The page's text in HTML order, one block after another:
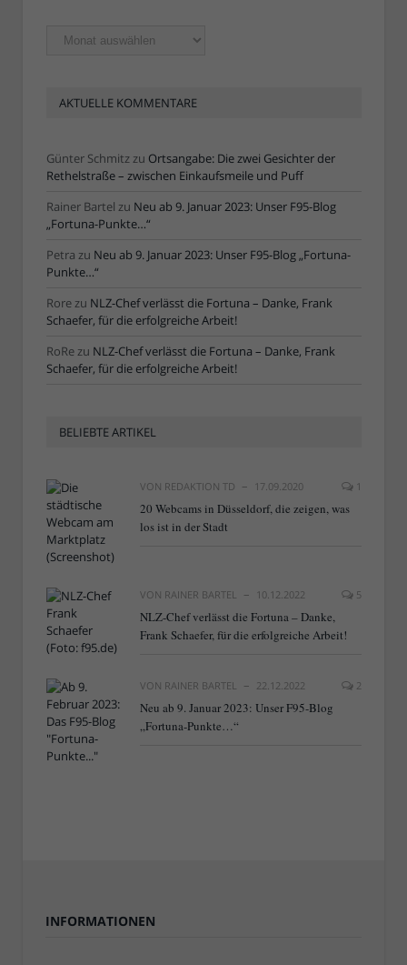
Ältere
Artikel
AKTUELLE KOMMENTARE
Günter Schmitzzu Ortsangabe: Die zwei Gesichter der
Rethelstraße – zwischen Einkaufsmeile und Puff
Rainer Bartel zu Neu ab 9. Januar 2023: Unser F95-Blog
„Fortuna-Punkte…“
Petra zu Neu ab 9. Januar 2023: Unser F95-Blog „Fortuna-
Punkte…“
Rorezu NLZ-Chef verlässt die Fortuna – Danke, Frank
Schaefer, für die erfolgreiche Arbeit!
RoRezu NLZ-Chef verlässt die Fortuna – Danke, Frank
Schaefer, für die erfolgreiche Arbeit!
BELIEBTE ARTIKEL
VON REDAKTION TD 17.09.2020 1
20 Webcams in Düsseldorf, die zeigen, was
los ist in der Stadt
VON RAINER BARTEL 10.12.2022 5
NLZ-Chef verlässt die Fortuna – Danke,
Frank Schaefer, für die erfolgreiche Arbeit!
VON RAINER BARTEL 22.12.2022 2
Neu ab 9. Januar 2023: Unser F95-Blog
„Fortuna-Punkte…“
INFORMATIONEN